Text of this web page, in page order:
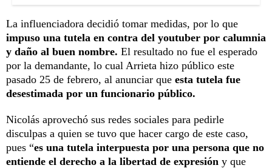
La influenciadora decidió tomar medidas, por lo que
impuso una tutela en contra del youtuber por calumnia
y daño al buen nombre. El resultado no fue el esperado
por la demandante, lo cual Arrieta hizo público este
pasado 25 de febrero, al anunciar que esta tutela fue
desestimada por un funcionario público.
Nicolás aprovechó sus redes sociales para pedirle
disculpas a quien se tuvo que hacer cargo de este caso,
pues “es una tutela interpuesta por una persona que no
entiende el derecho a la libertad de expresión y que